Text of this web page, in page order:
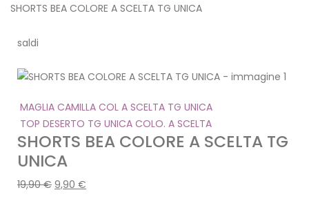
SHORTS BEA COLORE A SCELTA TG UNICA
saldi
MAGLIA CAMILLA COL A SCELTA TG UNICA
TOP DESERTO TG UNICA COLO. A SCELTA
SHORTS BEA COLORE A SCELTA TG
UNICA
19,90€ 9,90 €